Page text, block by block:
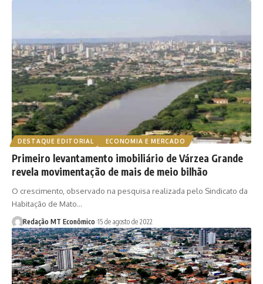
DESTAQUE EDITORIAL ECONOMIA E MERCADO
Primeiro levantamento imobiliário de Várzea Grande
revela movimentação de mais de meio bilhão
O crescimento, observado na pesquisa realizada pelo Sindicato da
Habitação de Mato…
Redação MT Econômico 15 de agosto de 2022